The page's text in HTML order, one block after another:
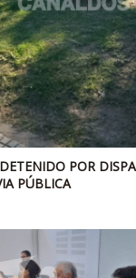
POR
PÚBLICA